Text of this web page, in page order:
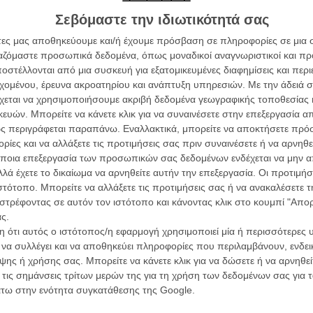
Σεβόμαστε την ιδιωτικότητά σας
μας αποθηκεύουμε και/ή έχουμε πρόσβαση σε πληροφορίες σε
προσωπικά δεδομένα, όπως μοναδικοί αναγνωριστικοί και
από μια συσκευή για εξατομικευμένες διαφημίσεις και
έρευνα ακροατηρίου και ανάπτυξη υπηρεσιών. Με την άδειά
να χρησιμοποιήσουμε ακριβή δεδομένα γεωγραφικής τοποθεσίας
Μπορείτε να κάνετε κλικ για να συναινέσετε στην επεξεργασία
περιγράφεται παραπάνω. Εναλλακτικά, μπορείτε να αποκτήσετε
και να αλλάξετε τις προτιμήσεις σας πριν συναινέσετε ή να
επεξεργασία των προσωπικών σας δεδομένων ενδέχεται να μην
έχετε το δικαίωμα να αρνηθείτε αυτήν την επεξεργασία. Οι
Μπορείτε να αλλάξετε τις προτιμήσεις σας ή να ανακαλέσετε
σε αυτόν τον ιστότοπο και κάνοντας κλικ στο κουμπί
αυτός ο ιστότοπος/η εφαρμογή χρησιμοποιεί μία ή περισσότερες
συλλέγει και να αποθηκεύει πληροφορίες που περιλαμβάνουν,
ή χρήσης σας. Μπορείτε να κάνετε κλικ για να δώσετε ή να
σημάνσεις τρίτων μερών της για τη χρήση των δεδομένων σας
στην ενότητα συγκατάθεσης της Google.
διαβάζοντας και μόνο την υπόθεση του
«η Απίστευτη Ιστορία του Μπέντζαμιν Μπάτον»,
Φίντσερ, το φιλμ του Λι Τόλαντ Κρίγκερ, δεν φιλοδοξεί
ελαφρύ μελόδραμα.
και στην ελαφρότητα τα καταφέρνει θαυμάσια. Η
για να δώσει class στην ταινία και της το προσδίδει
που διασχίζουν την μόδα δεκαετιών και με μια
ηρωίδα, που συγνώμη, αλλά δεν μπορείς ούτε
«ελαφρότητα». Την οποία το εξωφρενικό σενάριο, την
μίλια ψηλά από την επιφάνεια
του σχεδόν γελοίου, το οποίο ματαίως
εγκυρότητας και παιχνιδιών της
και κυρίως στον τρόπο που αντιμετωπίζει την
-γιατί όσα χρόνια και να ζήσεις τα κλισέ δεν
ναι, είναι μια καθ΄όλα δικαιολογημένη αντίδραση.
Οι
Μπέλα
Μια Θέση
A Place
Τζορτζ
Ψηλά
Tacones
Πέδρο